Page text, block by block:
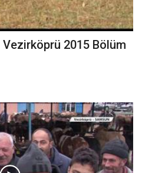
Vezirköprü 2015 Bölüm